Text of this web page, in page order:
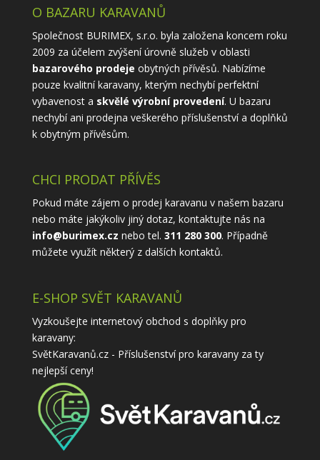
O BAZARU KARAVANŮ
Společnost BURIMEX, s.r.o. byla založena koncem roku
2009 za účelem zvýšení úrovně služeb v oblasti
bazarového prodeje obytných přívěsů. Nabízíme
pouze kvalitní karavany, kterým nechybí perfektní
vybavenost a skvělé výrobní provedení. U bazaru
nechybí ani prodejna veškerého příslušenství a doplňků
k obytným přívěsům.
CHCI PRODAT PŘÍVĚS
Pokud máte zájem o prodej karavanu v našem bazaru
nebo máte jakýkoliv jiný dotaz, kontaktujte nás na
info@burimex.cz nebo tel. 311 280 300. Případně
můžete využít některý z dalších kontaktů.
E-SHOP SVĚT KARAVANŮ
Vyzkoušejte internetový obchod s doplňky pro
karavany:
SvětKaravanů.cz - Příslušenství pro karavanyza ty
nejlepší ceny!